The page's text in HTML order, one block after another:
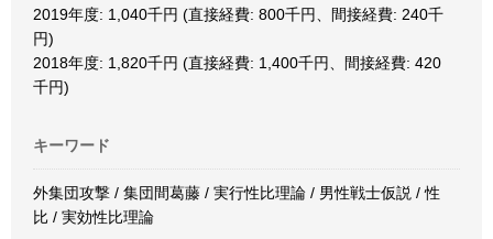
2019年度: 1,040千円 (直接経費: 800千円、間接経費: 240千
円)
2018年度: 1,820千円 (直接経費: 1,400千円、間接経費: 420
千円)
キーワード
外集団攻撃 / 集団間葛藤 / 実行性比理論 / 男性戦士仮説 / 性
比 / 実効性比理論